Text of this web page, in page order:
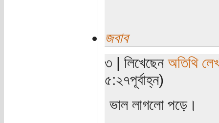
জবাব
৩ | লিখেছেন অতিথি
৫:২৭পূর্বাহ্ন)
ভাল লাগলো পড়ে।